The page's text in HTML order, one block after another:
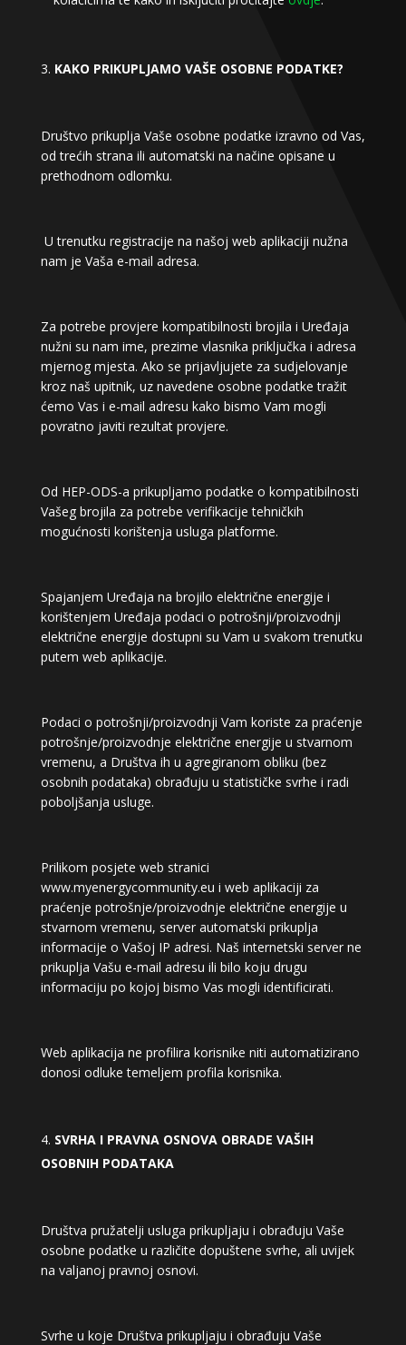
KAKO PRIKUPLJAMO VAŠE OSOBNE PODATKE?
Društvo prikuplja Vaše osobne podatke izravno od Vas,
od trećih strana ili automatski na načine opisane u
prethodnom odlomku.
U trenutku registracije na našoj web aplikaciji nužna
nam je Vaša e-mail adresa.
Za potrebe provjere kompatibilnosti brojila i Uređaja
nužni su nam ime, prezime vlasnika priključka i adresa
mjernog mjesta. Ako se prijavljujete za sudjelovanje
kroz naš upitnik, uz navedene osobne podatke tražit
ćemo Vas i e-mail adresu kako bismo Vam mogli
povratno javiti rezultat provjere.
Od HEP-ODS-a prikupljamo podatke o kompatibilnosti
Vašeg brojila za potrebe verifikacije tehničkih
mogućnosti korištenja usluga platforme.
Spajanjem Uređaja na brojilo električne energije i
korištenjem Uređaja podaci o potrošnji/proizvodnji
električne energije dostupni su Vam u svakom trenutku
putem web aplikacije.
Podaci o potrošnji/proizvodnji Vam koriste za praćenje
potrošnje/proizvodnje električne energije u stvarnom
vremenu, a Društva ih u agregiranom obliku (bez
osobnih podataka) obrađuju u statističke svrhe i radi
poboljšanja usluge.
Prilikom posjete web stranici
www.myenergycommunity.eu i web aplikaciji za
praćenje potrošnje/proizvodnje električne energije u
stvarnom vremenu, server automatski prikuplja
informacije o Vašoj IP adresi. Naš internetski server ne
prikuplja Vašu e-mail adresu ili bilo koju drugu
informaciju po kojoj bismo Vas mogli identificirati.
Web aplikacija ne profilira korisnike niti automatizirano
donosi odluke temeljem profila korisnika.
SVRHA I PRAVNA OSNOVA OBRADE VAŠIH
OSOBNIH PODATAKA
Društva pružatelji usluga prikupljaju i obrađuju Vaše
osobne podatke u različite dopuštene svrhe, ali uvijek
na valjanoj pravnoj osnovi.
Svrhe u koje Društva prikupljaju i obrađuju Vaše